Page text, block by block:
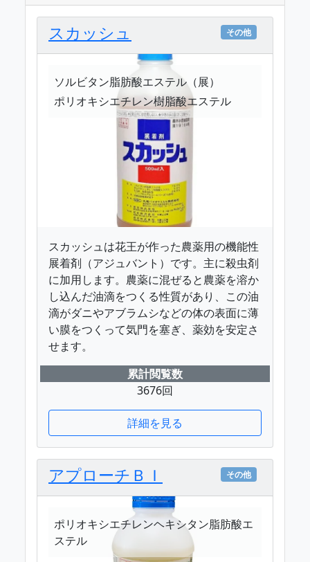
スカッシュ その他
ソルビタン脂肪酸エステル（展）
ポリオキシエチレン樹脂酸エステル
スカッシュは花王が作った農薬用の機能性
展着剤（アジュバント）です。主に殺虫剤
に加用します。農薬に混ぜると農薬を溶か
し込んだ油滴をつくる性質があり、この油
滴がダニやアブラムシなどの体の表面に薄
い膜をつくって気門を塞ぎ、薬効を安定さ
せます。
累計閲覧数
3676回
詳細を見る
アプローチＢＩ その他
ポリオキシエチレンヘキシタン脂肪酸エ
ステル